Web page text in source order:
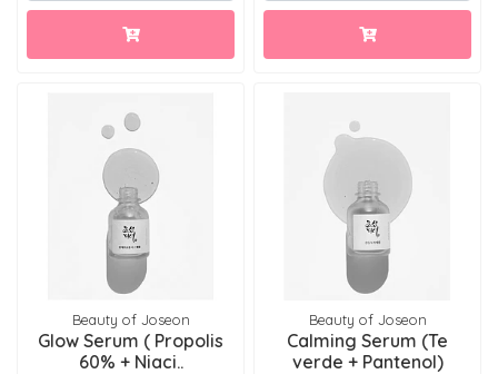
Beauty of Joseon
Glow Serum ( Propolis
60% + Niaci..
Beauty of Joseon
Calming Serum (Te
verde + Pantenol)